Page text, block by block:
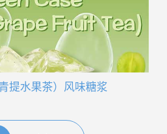
提水果茶）风味糖浆